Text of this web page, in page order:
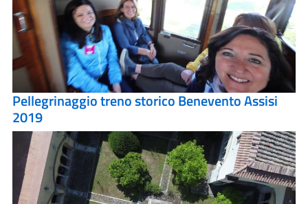
Pellegrinaggio treno storico Benevento Assisi
2019